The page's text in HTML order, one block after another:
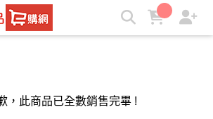
Online Store | ★聯華食品e購網★
，此商品已全數銷售完畢 !